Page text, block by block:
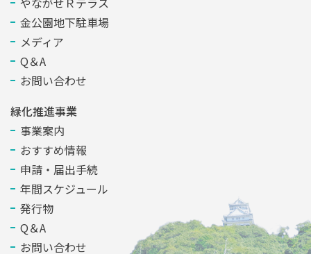
金公園地下駐車場
メディア
Q＆A
お問い合わせ
緑化推進事業
事業案内
おすすめ情報
申請・届出手続
年間スケジュール
発行物
Q＆A
お問い合わせ